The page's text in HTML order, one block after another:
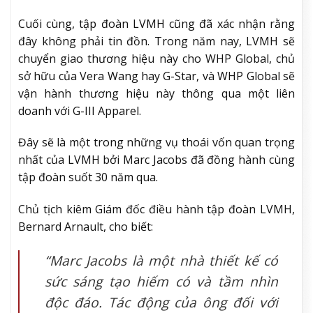
Cuối cùng, tập đoàn LVMH cũng đã xác nhận rằng
đây không phải tin đồn. Trong năm nay, LVMH sẽ
chuyển giao thương hiệu này cho WHP Global, chủ
sở hữu của Vera Wang hay G-Star, và WHP Global sẽ
vận hành thương hiệu này thông qua một liên
doanh với G-III Apparel.
Đây sẽ là một trong những vụ thoái vốn quan trọng
nhất của LVMH bởi Marc Jacobs đã đồng hành cùng
tập đoàn suốt 30 năm qua.
Chủ tịch kiêm Giám đốc điều hành tập đoàn LVMH,
Bernard Arnault, cho biết:
“Marc Jacobs là một nhà thiết kế có
sức sáng tạo hiếm có và tầm nhìn
độc đáo. Tác động của ông đối với